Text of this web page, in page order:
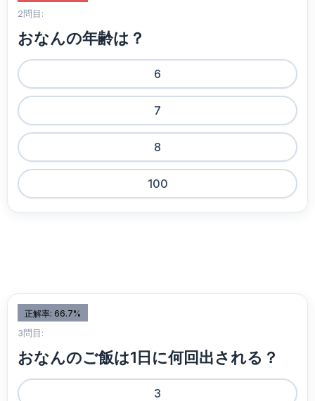
2問目:
おなんの年齢は？
6
7
8
100
正解率: 66.7%
3問目:
おなんのご飯は1日に何回出される？
3